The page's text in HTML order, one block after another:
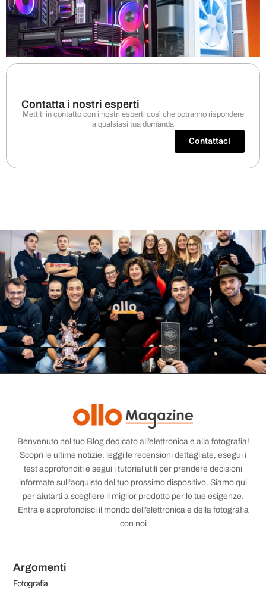
Contatta i nostri esperti
Mettiti in contatto con i nostri esperti così che potranno rispondere
a qualsiasi tua domanda
Contattaci
Benvenuto nel tuo Blog dedicato all’elettronica e alla fotografia!
Scopri le ultime notizie, leggi le recensioni dettagliate, esegui i
test approfonditi e segui i tutorial utili per prendere decisioni
informate sull’acquisto del tuo prossimo dispositivo. Siamo qui
per aiutarti a scegliere il miglior prodotto per le tue esigenze.
Entra e approfondisci il mondo dell’elettronica e della fotografia
con noi
Argomenti
Fotografia